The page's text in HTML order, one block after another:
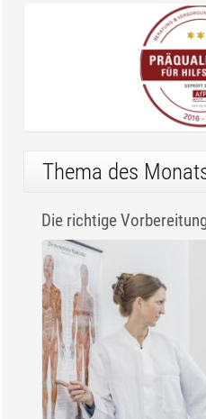
Thema des
Die richtige